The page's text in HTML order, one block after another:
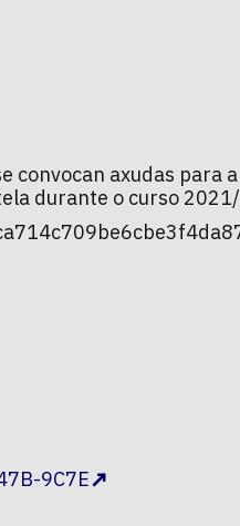
convocan axudas para
durante o curso
9C7E